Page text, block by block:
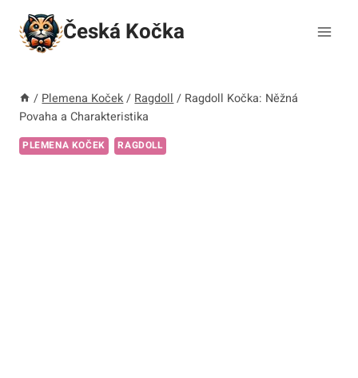
Přeskočit
obsah
Česká Kočka
/ Plemena Koček / Ragdoll / Ragdoll Kočka: Něžná
Povaha a Charakteristika
PLEMENA KOČEK RAGDOLL